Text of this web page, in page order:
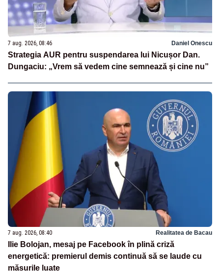
7 aug. 2026, 08:46 Daniel Onescu
Strategia AUR pentru suspendarea lui Nicușor Dan.
Dungaciu: „Vrem să vedem cine semnează și cine nu”
7 aug. 2026, 08:40 Realitatea de Bacau
Ilie Bolojan, mesaj pe Facebook în plină criză
energetică: premierul demis continuă să se laude cu
măsurile luate